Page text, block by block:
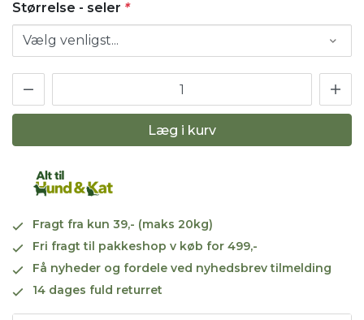
Størrelse - seler *
Læg i kurv
Fragt fra kun 39,- (maks 20kg)
Fri fragt til pakkeshop v køb for 499,-
Få nyheder og fordele ved nyhedsbrev tilmelding
14 dages fuld returret